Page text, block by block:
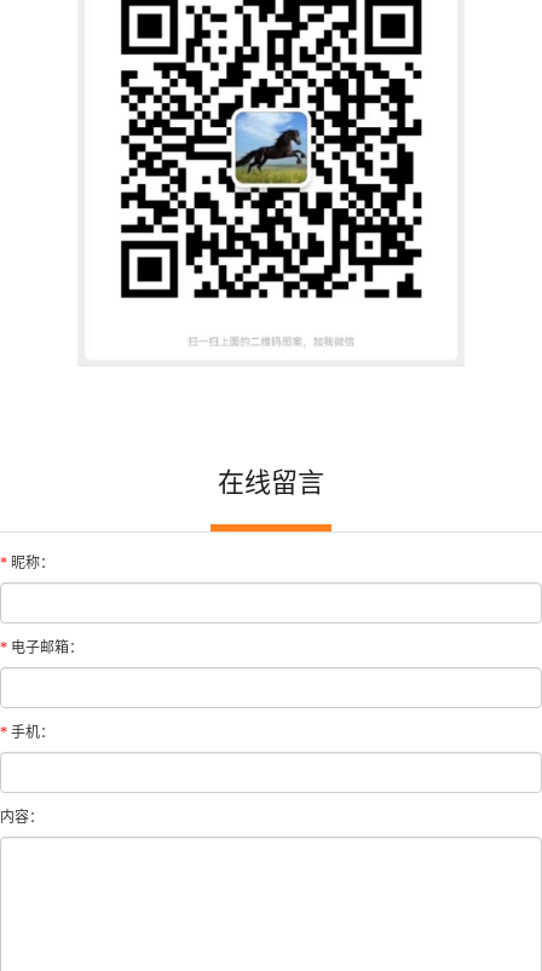
在线留言
* 昵称：
* 电子邮箱：
* 手机：
内容：